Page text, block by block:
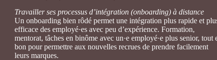
Travailler ses processus d’intégration (onboarding) à distance
Un onboarding bien rôdé permet une intégration plus rapide et
efficace des employé·es avec peu d’expérience. Formation,
mentorat, tâches en binôme avec un·e employé·e plus senior, tout
bon pour permettre aux nouvelles recrues de prendre facilement
leurs marques.